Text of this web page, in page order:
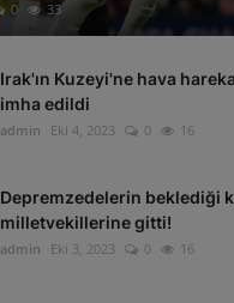
0 33
Irak'ın Kuzeyi'ne hava
imha edildi
admin Eki 4, 2023 0 16
Depremzedelerin beklediği
milletvekillerine gitti!
admin Eki 3, 2023 0 16